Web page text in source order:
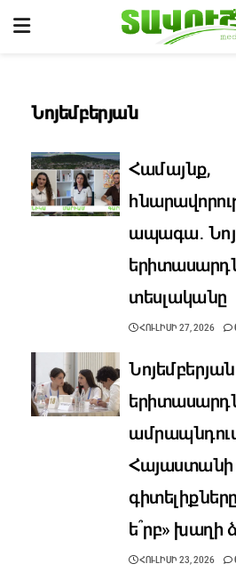
Նոյեմբերյան
Համայնք,
ապագա․
տեսլականը
ՀՈՒԼԻՍԻ 27, 2026
Հայաստանի
ե՞րբ» խաղի
ՀՈՒԼԻՍԻ 23, 2026